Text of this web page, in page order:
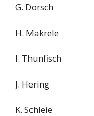
G. Dorsch
H. Makrele
I. Thunfisch
J. Hering
K. Schleie